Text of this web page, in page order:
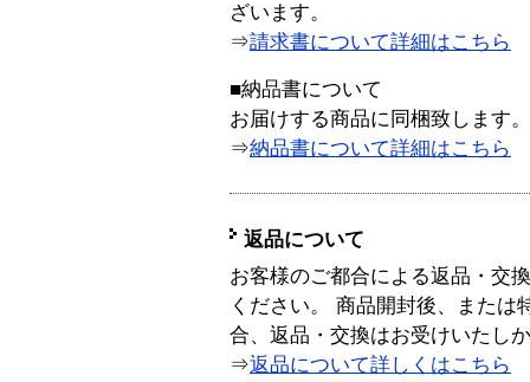
ざいます。
⇒請求書について詳細はこちら
■納品書について
お届けする商品に同梱致します。
⇒納品書について詳細はこちら
返品について
お客様のご都合による返品・交
ください。 商品開封後、または
合、返品・交換はお受けいたし
⇒返品について詳しくはこちら